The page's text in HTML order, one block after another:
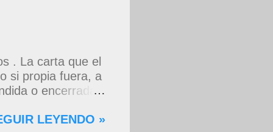
. La carta que el
si propia fuera, a
o encerrada
entera,
LEYENDO »